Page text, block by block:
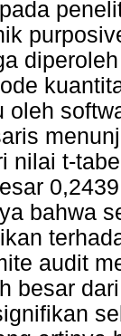
oleh
nilai t-
bahwa
audit
besar